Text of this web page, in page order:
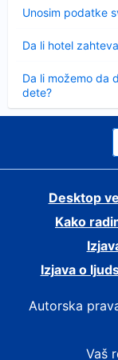
Unosim podatke
Da li hotel
Da li možemo da
dete?
Desktop
Kako
Izjava o
Autorska
Vaš